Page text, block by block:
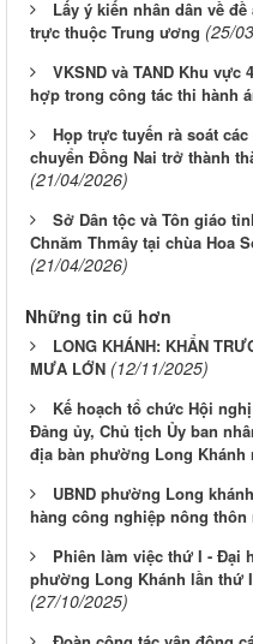
Lấy ý kiến nhân dân về
trực thuộc Trung ương (25/
VKSND và TAND Khu
hợp trong công tác thi hành
Họp trực tuyến rà soát
chuyển Đồng Nai trở thành
(21/04/2026)
Sở Dân tộc và Tôn giáo
Chnăm Thmây tại chùa Hoa
(21/04/2026)
Những tin cũ hơn
LONG KHÁNH: KHẨN
MƯA LỚN (12/11/2025)
Kế hoạch tổ chức Hội
Đảng ủy, Chủ tịch Ủy ban
địa bàn phường Long Khánh
UBND phường Long
hàng công nghiệp nông thôn
Phiên làm việc thứ I - Đại
phường Long Khánh lần thứ
(27/10/2025)